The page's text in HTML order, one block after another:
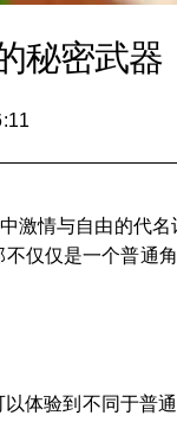
秘密武器
激情与自由的代
仅仅是一个普通
体验到不同于普